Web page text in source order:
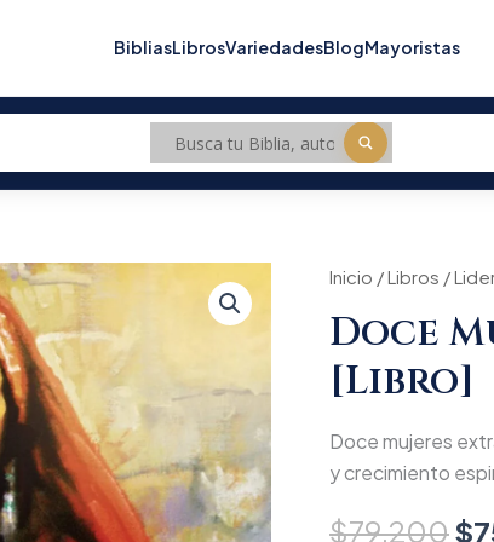
BibliasLibrosVariedadesBlogMayoristas
Inicio /Libros /
Doce
[Libro]
Doce mujeres
y crecimiento
$79.200$
Doce
extraordinarias
[Libro]
cantidad